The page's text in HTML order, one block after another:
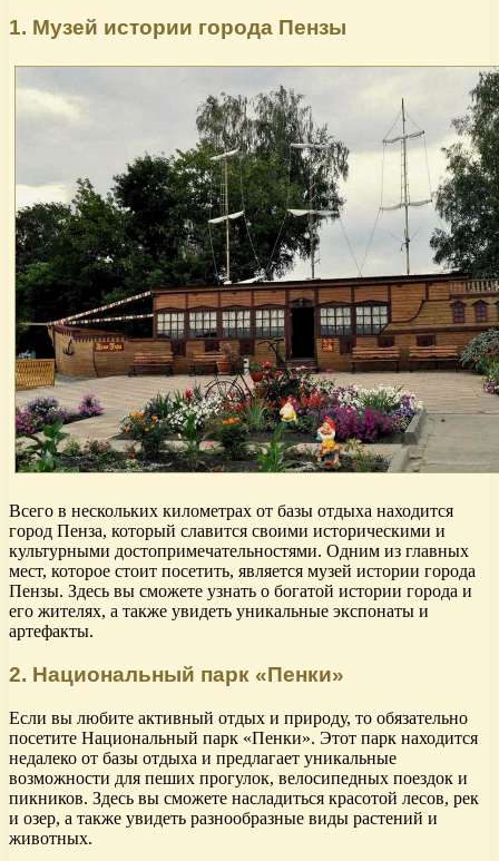
1. Музей истории города Пензы
Всего в нескольких километрах от базы отдыха находится
город Пенза, который славится своими историческими и
культурными достопримечательностями. Одним из главных
мест, которое стоит посетить, является музей истории города
Пензы. Здесь вы сможете узнать о богатой истории города и
его жителях, а также увидеть уникальные экспонаты и
артефакты.
2. Национальный парк «Пенки»
Если вы любите активный отдых и природу, то обязательно
посетите Национальный парк «Пенки». Этот парк находится
недалеко от базы отдыха и предлагает уникальные
возможности для пеших прогулок, велосипедных поездок и
пикников. Здесь вы сможете насладиться красотой лесов, рек
и озер, а также увидеть разнообразные виды растений и
животных.